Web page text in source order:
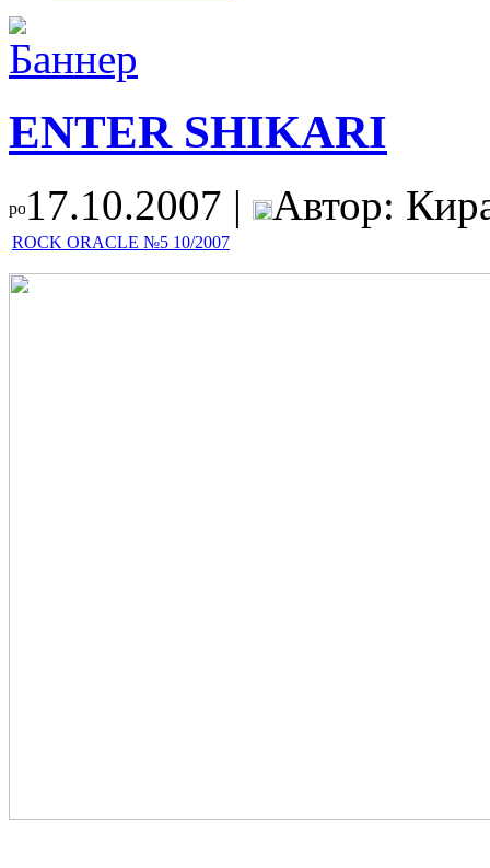
ENTER SHIKARI
17.10.2007 | Автор:
ROCK ORACLE №5 10/2007